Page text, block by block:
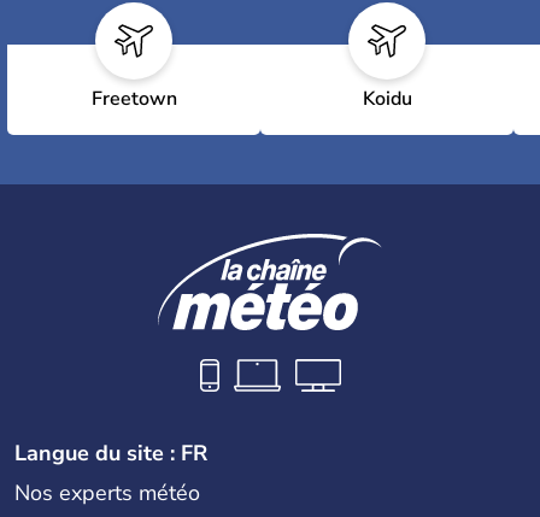
Freetown Koidu
Langue du site : FR
Nos experts météo